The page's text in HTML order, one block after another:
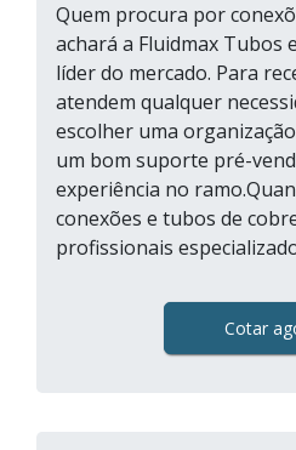
Quem procura por
achará a Fluidmax Tubos
líder do mercado. Para
atendem qualquer
escolher uma
um bom suporte pré-
experiência no
conexões e tubos de
profissionais
Cotar